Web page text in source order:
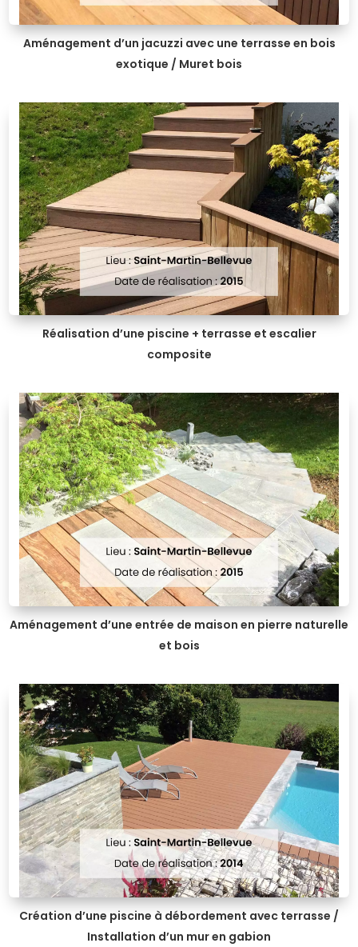
Aménagement d’un jacuzzi avec une terrasse en bois
exotique / Muret bois
Réalisation d’une piscine + terrasse et escalier
composite
Aménagement d’une entrée de maison en pierre naturelle
et bois
Création d’une piscine à débordement avec terrasse /
Installation d’un mur en gabion